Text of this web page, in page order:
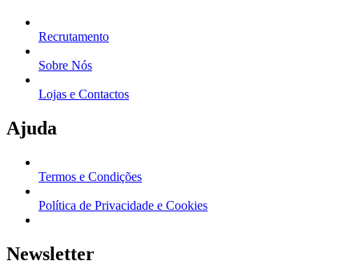
Recrutamento
Sobre Nós
Lojas e Contactos
Ajuda
Termos e Condições
Política de Privacidade e Cookies
Newsletter